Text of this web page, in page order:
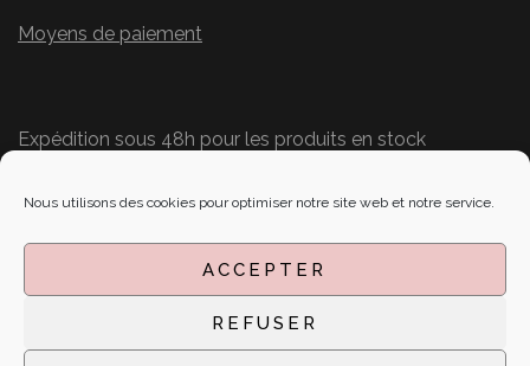
Nous utilisons des cookies pour optimiser notre site web et notre service.
ACCEPTER
REFUSER
Moyens de paiement
Expédition sous 48h pour les produits en stock
SUIVEZ-NOUS SUR LES RÉSEAUX